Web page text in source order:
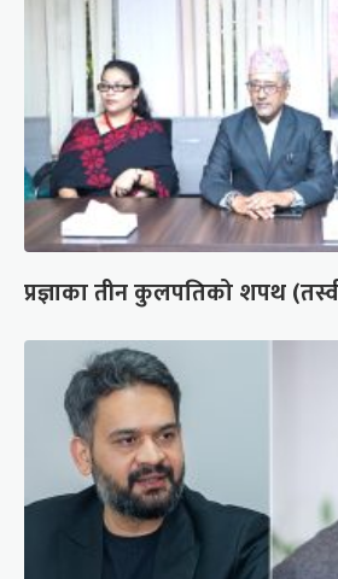
प्रज्ञाका तीन कुलपतिको शपथ